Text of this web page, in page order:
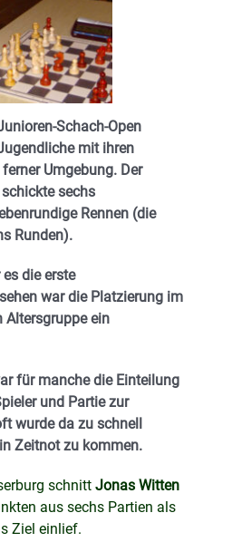
Schach-Open
mit ihren
Umgebung. Der
sechs
Rennen (die
Runden).
die erste
war die Platzierung im
Altersgruppe ein
für manche die Einteilung
und Partie zur
wurde da zu schnell
Zeitnot zu kommen.
schnitt Jonas Witten
aus sechs Partien als
Ziel einlief.